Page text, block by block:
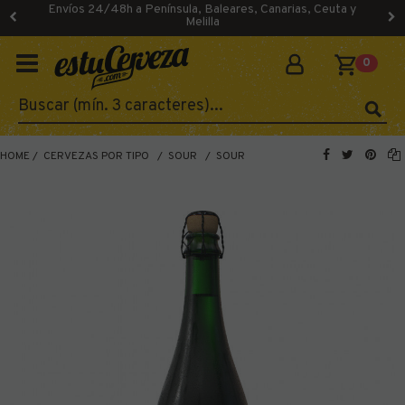
Envíos 24/48h a Península, Baleares, Canarias, Ceuta y
Melilla
0
HOME CERVEZAS POR TIPO SOUR SOUR